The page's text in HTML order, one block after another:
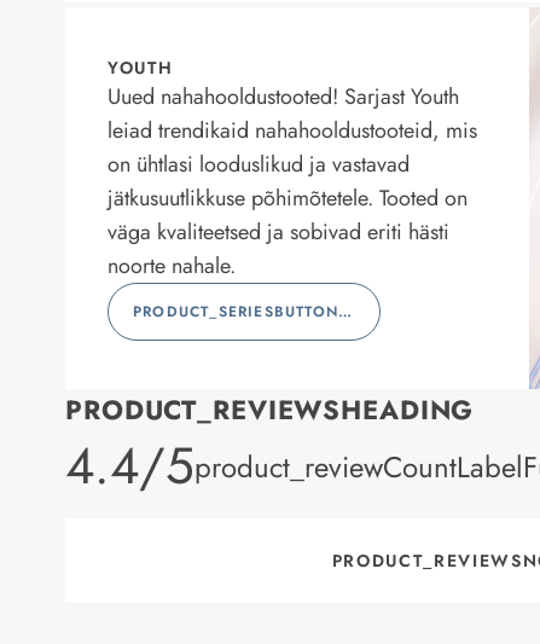
YOUTH
Uued nahahooldustooted! Sarjast Youth
leiad trendikaid nahahooldustooteid, mis
on ühtlasi looduslikud ja vastavad
jätkusuutlikkuse põhimõtetele. Tooted on
väga kvaliteetsed ja sobivad eriti hästi
noorte nahale.
PRODUCT_SERIESBUTTONLABEL
PRODUCT_REVIEWSHEADING
product_rating
4.4/5